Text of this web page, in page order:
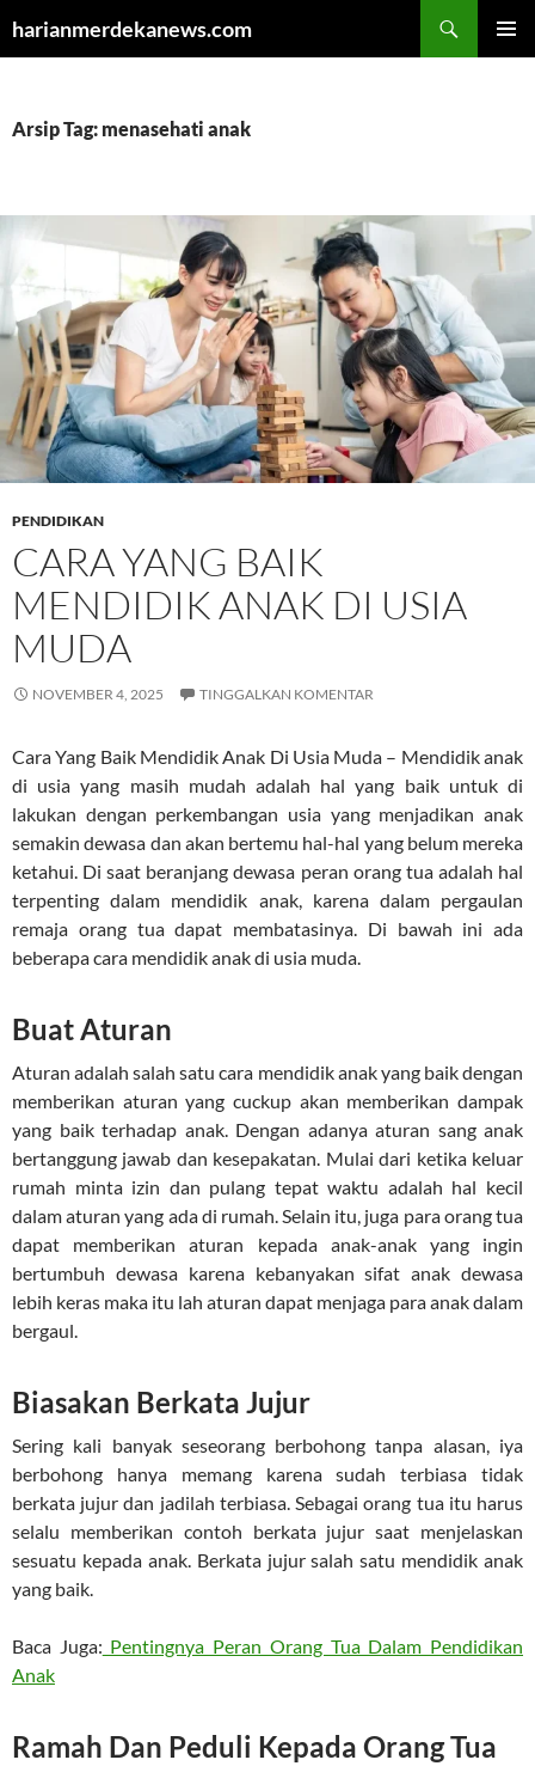
harianmerdekanews.com
Arsip Tag: menasehati anak
PENDIDIKAN
CARA YANG BAIK
MENDIDIK ANAK DI USIA
MUDA
NOVEMBER 4, 2025 TINGGALKAN KOMENTAR
Cara Yang Baik Mendidik Anak Di Usia Muda – Mendidik anak
di usia yang masih mudah adalah hal yang baik untuk di
lakukan dengan perkembangan usia yang menjadikan anak
semakin dewasa dan akan bertemu hal-hal yang belum mereka
ketahui. Di saat beranjang dewasa peran orang tua adalah hal
terpenting dalam mendidik anak, karena dalam pergaulan
remaja orang tua dapat membatasinya. Di bawah ini ada
beberapa cara mendidik anak di usia muda.
Buat Aturan
Aturan adalah salah satu cara mendidik anak yang baik dengan
memberikan aturan yang cuckup akan memberikan dampak
yang baik terhadap anak. Dengan adanya aturan sang anak
bertanggung jawab dan kesepakatan. Mulai dari ketika keluar
rumah minta izin dan pulang tepat waktu adalah hal kecil
dalam aturan yang ada di rumah. Selain itu, juga para orang tua
dapat memberikan aturan kepada anak-anak yang ingin
bertumbuh dewasa karena kebanyakan sifat anak dewasa
lebih keras maka itu lah aturan dapat menjaga para anak dalam
bergaul.
Biasakan Berkata Jujur
Sering kali banyak seseorang berbohong tanpa alasan, iya
berbohong hanya memang karena sudah terbiasa tidak
berkata jujur dan jadilah terbiasa. Sebagai orang tua itu harus
selalu memberikan contoh berkata jujur saat menjelaskan
sesuatu kepada anak. Berkata jujur salah satu mendidik anak
yang baik.
Baca Juga: Pentingnya Peran Orang Tua Dalam Pendidikan
Anak
Ramah Dan Peduli Kepada Orang Tua